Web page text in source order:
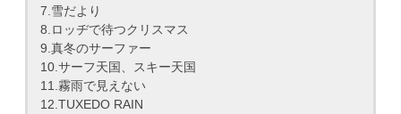
7.雪だより
8.ロッヂで待つクリスマス
9.真冬のサーファー
10.サーフ天国、スキー天国
11.霧雨で見えない
12.TUXEDO RAIN